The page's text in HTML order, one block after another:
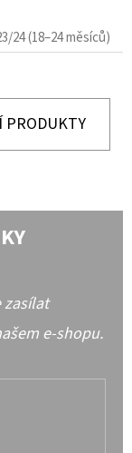
24 (18–24 měsíců)
PRODUKTY
zasílat
e-shopu.